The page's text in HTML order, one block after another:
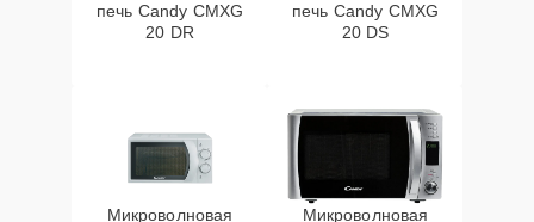
печь Candy CMXG
20 DR
печь Candy CMXG
20 DS
Микроволновая
Микроволновая